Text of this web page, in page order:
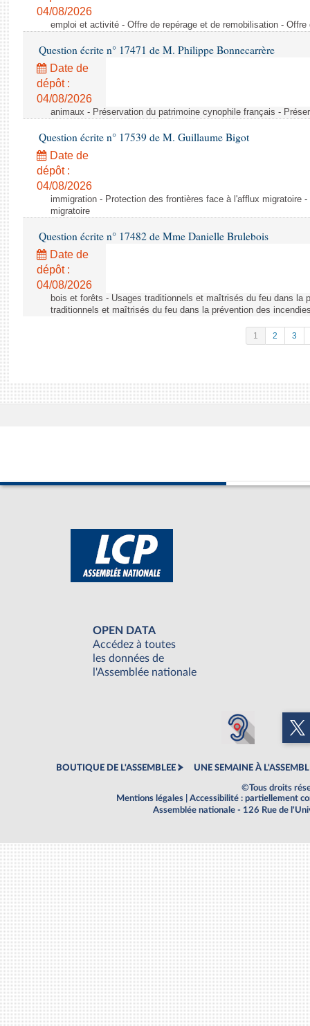
04/08/2026
emploi et activité - Offre de repérage et de remobilisation -
Question écrite n° 17471 de M. Philippe Bonnecarrère
Date de
dépôt :
04/08/2026
animaux - Préservation du patrimoine cynophile français -
Question écrite n° 17539 de M. Guillaume Bigot
Date de
dépôt :
04/08/2026
immigration - Protection des frontières face à l'afflux migratoire
migratoire
Question écrite n° 17482 de Mme Danielle Brulebois
Date de
dépôt :
04/08/2026
bois et forêts - Usages traditionnels et maîtrisés du feu dans la
traditionnels et maîtrisés du feu dans la prévention des
1 2 3
OPEN DATA
Accédez à toutes
les données de
l'Assemblée nationale
BOUTIQUE DE L'ASSEMBLEE UNE SEMAINE À
©Tous droits
Mentions légales
Accessibilité : partiellement
Assemblée nationale - 126 Rue de